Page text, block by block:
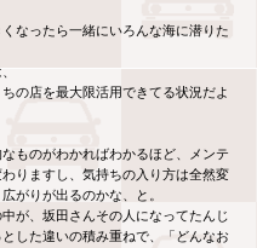
なったら一緒にいろんな海に潜りた
、
の店を最大限活用できてる状況だよ
ものがわかればわかるほど、メンテ
りますし、気持ちの入り方は全然変
がりが出るのかな、と。
が、坂田さんその人になってたんじ
した違いの積み重ねで、「どんなお